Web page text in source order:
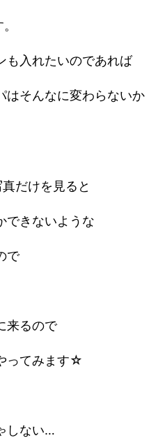
も入れたいのであれば
はそんなに変わらないか
だけを見ると
できないような
で
来るので
ってみます☆
しない…